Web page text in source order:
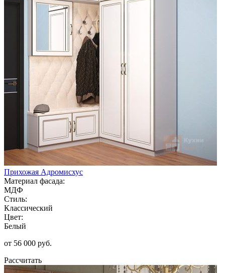
Прихожая Адромисхус
Материал фасада:
МДФ
Стиль:
Классический
Цвет:
Белый
от 56 000 руб.
Рассчитать